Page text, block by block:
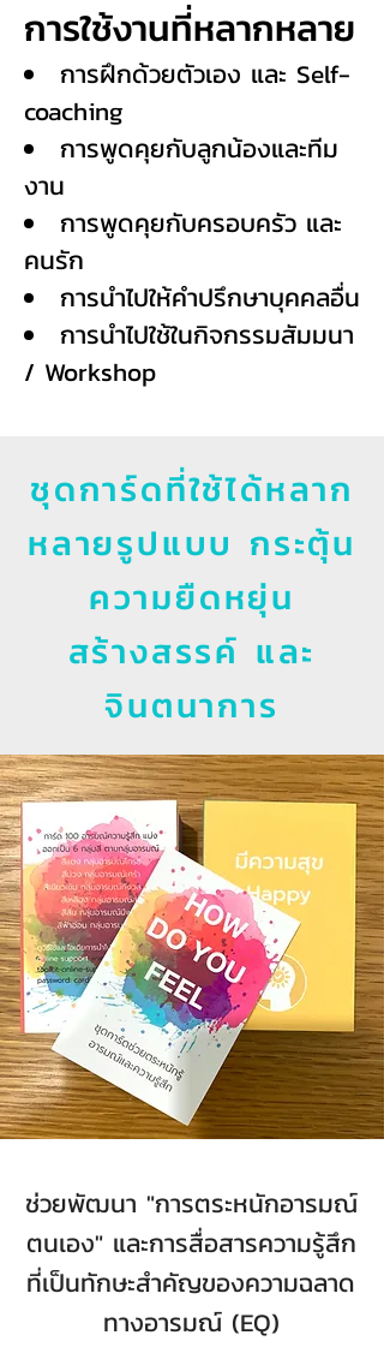
การใช้งานที่หลากหลาย
การฝึกด้วยตัวเอง และ Self-
coaching
การพูดคุยกับลูกน้องและทีม
งาน
การพูดคุยกับครอบครัว และ
คนรัก
การนำไปให้คำปรึกษาบุคคลอื่น
การนำไปใช้ในกิจกรรมสัมมนา
/ Workshop
ชุดการ์ดที่ใช้ได้หลาก
หลายรูปแบบ กระตุ้น
ความยืดหยุ่น
สร้างสรรค์ และ
จินตนาการ
ช่วยพัฒนา "การตระหนักอารมณ์
ตนเอง" และการสื่อสารความรู้สึก
ที่เป็นทักษะสำคัญของความฉลาด
ทางอารมณ์ (EQ)